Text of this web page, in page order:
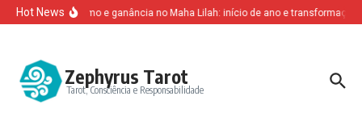
Ir para o conteúdo
Hot NewsAltruísmo e ganância no Maha Lilah: início de ano e transformação
Zephyrus Tarot
Tarot, Consciência e Responsabilidade